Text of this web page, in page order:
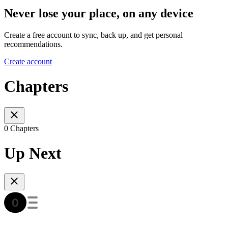
Never lose your place, on any device
Create a free account to sync, back up, and get personal
recommendations.
Create account
Chapters
0 Chapters
Up Next